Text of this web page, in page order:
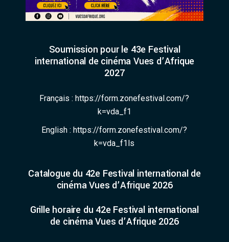
Soumission pour le 43e Festival
international de cinéma Vues d’Afrique
2027
Français :https://form.zonefestival.com/?
k=vda_f1
English :https://form.zonefestival.com/?
k=vda_f1ls
Catalogue du 42e Festival international de
cinéma Vues d’Afrique 2026
Grille horaire du 42e Festival international
de cinéma Vues d’Afrique 2026